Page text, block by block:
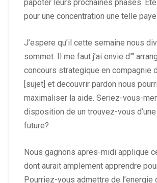
papoter leurs prochaines phases.
pour une concentration une telle
J’espere qu’il cette semaine nous
sommet. Il me faut j’ai envie d”‘
concours strategique en compagnie
[sujet] et decouvrir pardon nous
maximaliser la aide. Seriez-vous-
disposition de un trouvez-vous
future?
Nous gagnons apres-midi applique
dont aurait amplement apprendre
Pourriez-vous admettre de l’energie